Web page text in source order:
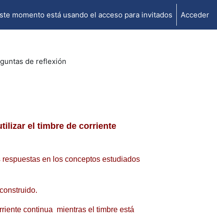
momento está usando el acceso para invitados Acceder
de reflexión
el timbre de corriente
en los conceptos estudiados
continua mientras el timbre está